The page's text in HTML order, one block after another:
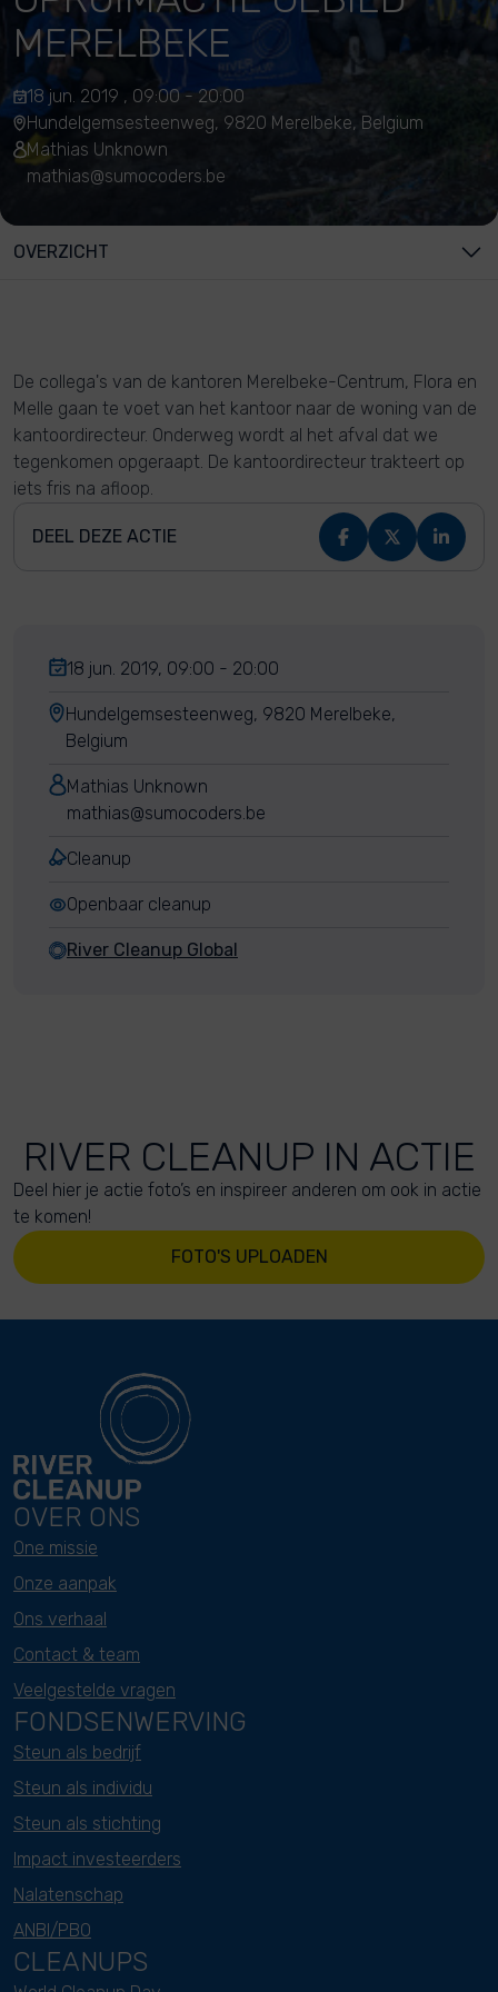
MERELBEKE
18 jun. 2019 , 09:00 - 20:00
Hundelgemsesteenweg, 9820 Merelbeke, Belgium
Mathias Unknown
mathias@sumocoders.be
OVERZICHT
De collega's van de kantoren Merelbeke-Centrum, Flora en
Melle gaan te voet van het kantoor naar de woning van de
kantoordirecteur. Onderweg wordt al het afval dat we
tegenkomen opgeraapt. De kantoordirecteur trakteert op
iets fris na afloop.
DEEL DEZE ACTIE
18 jun. 2019, 09:00 - 20:00
Hundelgemsesteenweg, 9820 Merelbeke,
Belgium
Mathias Unknown
mathias@sumocoders.be
Cleanup
Openbaar cleanup
River Cleanup Global
RIVER CLEANUP IN ACTIE
Deel hier je actie foto’s en inspireer anderen om ook in actie
te komen!
FOTO'S UPLOADEN
OVER ONS
One missie
Onze aanpak
Ons verhaal
Contact & team
Veelgestelde vragen
FONDSENWERVING
Steun als bedrijf
Steun als individu
Steun als stichting
Impact investeerders
Nalatenschap
ANBI/PBO
CLEANUPS